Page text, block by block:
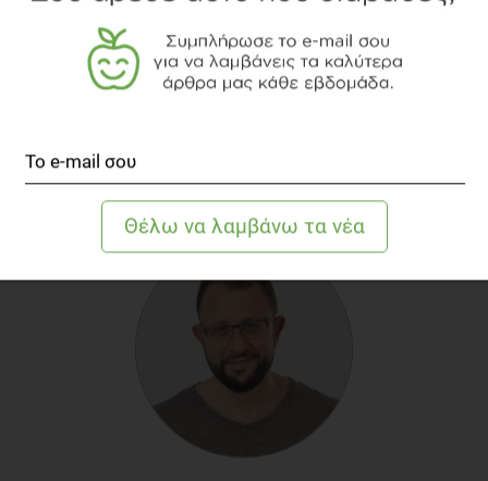
ΒΙΒΛΙΟΓΡΑΦΙΑ
Journal of Cosmetic Science, 28(3), pp.175-190.
Smalls, L., Hicks, M., Passeretti, D., Gersin, K., Kitzmiller, W.,
(2006). Effect of Weight Loss on Cellulite: Gynoid